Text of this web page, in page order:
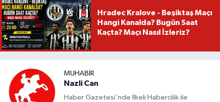
Hradec Kralove - Beşiktaş Maçı
Hangi Kanalda? Bugün Saat
Kaçta? Maçı Nasıl İzleriz?
MUHABIR
Nazli Can
Haber Gazetesi'nde İlkeli Habercilik ile